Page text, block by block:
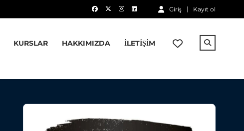
Giriş Kayıt ol
KURSLAR HAKKIMIZDA İLETIŞIM